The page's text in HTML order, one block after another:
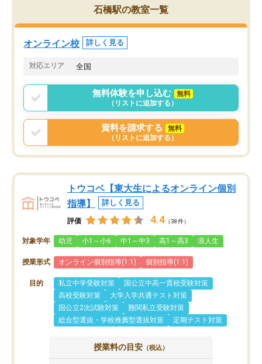
がら頑張って欲しいと思います！
石橋駅の教室一覧
オンライン校 詳しく見る
対応エリア 全国
無料体験を申し込む
無料
（リストに追加する）
資料を請求する
無料
（リストに追加する）
トウコベ【東大生によるオンライン個別
指導】
詳しく見る
評価 4.4 （38件）
対象学年 幼児 小1～小6 中1～中3 高1～高3 浪人生
授業形式 オンライン個別指導(1:1) 個別指導(1:1)
目的 私立中学受験対策
国公立中高一貫校受験対策
高校受験対策
大学入学共通テスト対策
国公立2次試験対策
難関私立受験対策
総合型選抜・学校推薦型選抜対策
定期テスト対策
授業料の目安 （税込）